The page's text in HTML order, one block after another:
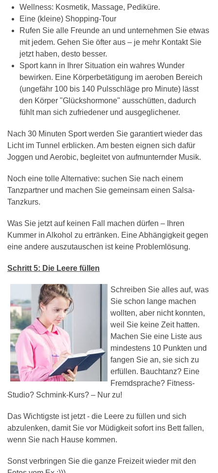
Wellness: Kosmetik, Massage, Pediküre.
Eine (kleine) Shopping-Tour
Rufen Sie alle Freunde an und unternehmen Sie etwas
mit jedem. Gehen Sie öfter aus – je mehr Kontakt Sie
jetzt haben, desto besser.
Sport kann in Ihrer Situation ein wahres Wunder
bewirken. Eine Körperbetätigung im aeroben Bereich
(ungefähr 100 bis 140 Pulsschläge pro Minute) lässt
den Körper "Glückshormone" ausschütten, dadurch
fühlt man sich zufriedener und ausgeglichener.
Nach 30 Minuten Sport werden Sie garantiert wieder das
Licht im Tunnel erblicken. Am besten eignen sich dafür
Joggen und Aerobic, begleitet von aufmunternder Musik.
Noch eine tolle Alternative: suchen Sie nach einem
Tanzpartner und machen Sie gemeinsam einen Salsa-
Tanzkurs.
Was Sie jetzt auf keinen Fall machen dürfen – Ihren
Kummer in Alkohol zu ertränken. Eine Abhängigkeit gegen
eine andere auszutauschen ist keine Problemlösung.
Schritt 5: Die Leere füllen
Schreiben Sie alles auf, was
Sie schon lange machen
wollten, aber nicht konnten,
weil Sie keine Zeit hatten.
Machen Sie eine Liste aus
mindestens 10 Punkten und
fangen Sie an, sie sich zu
erfüllen. Bauchtanz? Eine
Fremdsprache? Fitness-
Studio? Schmink-Kurs? – Nur zu!
Das Wichtigste ist jetzt - die Leere zu füllen und sich
abzulenken, damit Sie vor Müdigkeit sofort ins Bett fallen,
wenn Sie nach Hause kommen.
Sonst verbringen Sie die ganze Freizeit wieder mit den